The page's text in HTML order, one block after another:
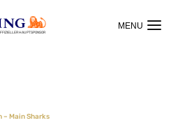
HAUPTSPONSOR
– Main Sharks